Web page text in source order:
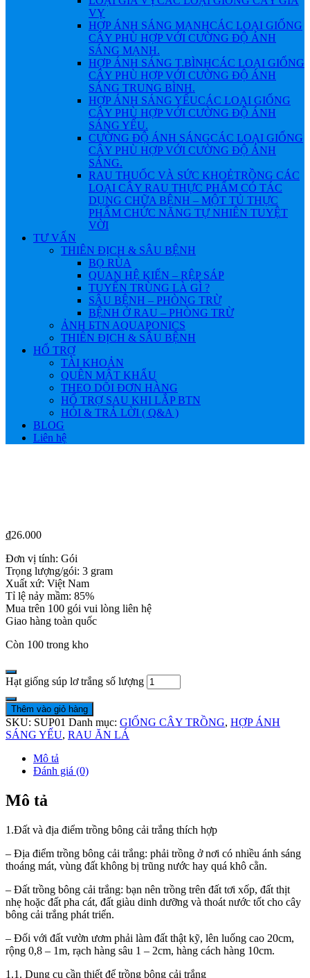
VỴ
HỢP ÁNH SÁNG MẠNHCÁC LOẠI GIỐNG
CÂY PHÙ HỢP VỚI CƯỜNG ĐỘ ÁNH
SÁNG MẠNH.
HỢP ÁNH SÁNG T.BÌNHCÁC LOẠI GIỐNG
CÂY PHÙ HỢP VỚI CƯỜNG ĐỘ ÁNH
SÁNG TRUNG BÌNH.
HỢP ÁNH SÁNG YẾUCÁC LOẠI GIỐNG
CÂY PHÙ HỢP VỚI CƯỜNG ĐỘ ÁNH
SÁNG YẾU.
CƯỜNG ĐỘ ÁNH SÁNGCÁC LOẠI GIỐNG
CÂY PHÙ HỢP VỚI CƯỜNG ĐỘ ÁNH
SÁNG.
RAU THUỐC VÀ SỨC KHOẺTRỒNG CÁC
LOẠI CÂY RAU THỰC PHẨM CÓ TÁC
DỤNG CHỮA BỆNH – MỘT TỦ THỰC
PHẨM CHỨC NĂNG TỰ NHIÊN TUYỆT
VỜI
TƯ VẤN
THIÊN ĐỊCH & SÂU BỆNH
BỌ RÙA
QUAN HỆ KIẾN – RỆP SÁP
TUYẾN TRÙNG LÀ GÌ ?
SÂU BỆNH – PHÒNG TRỪ
BỆNH Ở RAU – PHÒNG TRỪ
ẢNH БTN AQUAPONICS
THIÊN ĐỊCH & SÂU BỆNH
HỔ TRỢ
TÀI KHOẢN
QUÊN MẬT KHẨU
THEO DÕI ĐƠN HÀNG
HỔ TRỢ SAU KHI LẮP BTN
HỎI & TRẢ LỜI ( Q&A )
BLOG
Liên hệ
₫26.000
Đơn vị tính: Gói
Trọng lượng/gói: 3 gram
Xuất xứ: Việt Nam
Tỉ lệ nảy mầm: 85%
Mua trên 100 gói vui lòng liên hệ
Giao hàng toàn quốc
Còn 100 trong kho
Hạt giống súp lơ trắng số lượng
Thêm vào giỏ hàng
SKU: SUP01 Danh mục: GIỐNG CÂY TRỒNG, HỢP ÁNH
SÁNG YẾU, RAU ĂN LÁ
Mô tả
Đánh giá (0)
Mô tả
1.Đất và địa điểm trồng bông cải trắng thích hợp
– Địa điểm trồng bông cải trắng: phải trồng ở nơi có nhiều ánh sáng
thoáng mát, vùng đất không bị trũng nước hay quá khô cằn.
– Đất trồng bông cải trắng: bạn nên trồng trên đất tơi xốp, đất thịt
nhẹ hoặc đất pha cát, đất giàu dinh dưỡng và thoát nước tốt cho cây
bông cải trắng phát triển.
– Đối với đất vườn ươm phải làm đất thật kỹ, lên luống cao 20cm,
rộng 0,8 – 1m, rạch hàng sâu 1 – 2cm, hàng cách hàng 10cm.
1.1. Dụng cụ cần thiết để trồng bông cải trắng